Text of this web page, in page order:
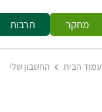
מחקר תרבות
עמוד הבית החשבון שלי